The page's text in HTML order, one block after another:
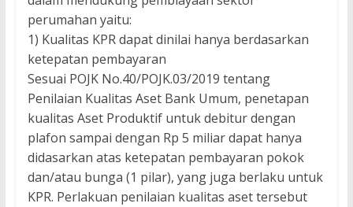
perumahan yaitu:
1) Kualitas KPR dapat dinilai hanya berdasarkan
ketepatan pembayaran
Sesuai POJK No.40/POJK.03/2019 tentang
Penilaian Kualitas Aset Bank Umum, penetapan
kualitas Aset Produktif untuk debitur dengan
plafon sampai dengan Rp 5 miliar dapat hanya
didasarkan atas ketepatan pembayaran pokok
dan/atau bunga (1 pilar), yang juga berlaku untuk
KPR. Perlakuan penilaian kualitas aset tersebut